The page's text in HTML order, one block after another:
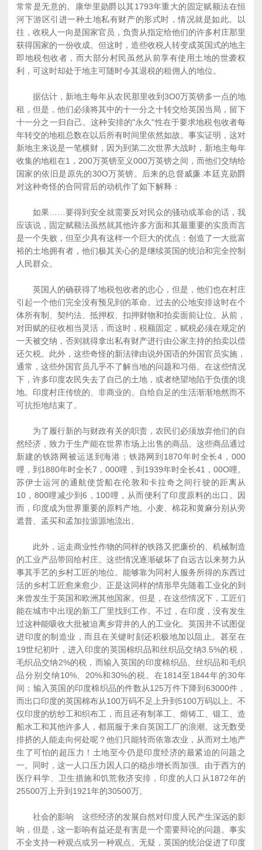
常常是无意的。康华里勋爵以其1793年重大的固定赋额法在恒
河下游区引进一种土地私有财产的形式时，情况就是如此。以
往，收税人一向是国家官员，负责从指定给他们的许多村庄那里
获得国家的一份收成。但这时，造些收税人转变成英国式的地主
即地税包收者，而大部分村民虽然从前享有使用土地的世袭权
利，可这时却处于地主可随时令其退税的租佣人的地位。
据估计，新地主每年从农民那里收到3O0万英镑多一点的地
租，但是，他们必须将其中的十一分之十转交给英国当局，留下
十一分之一归自己。这种安排的"永久"性在于要求地税包收者每
年转交的地租总数在以后所有时间里依然如故。事实证明，这对
新地主来说是一笔横财，因为到第二次世界大战时，新地主每年
收集的地租在1，200万英镑至义000万英镑之间，而他们交纳给
国家的依旧是原先的30O万英镑。后来的总督威廉.本廷克勋爵
对这种奇怪的合同背后的动机作了如下解释：
如果……要得到安全就需要反对民众的骚动或革命的话，我
应该说，固定赋额法虽然就其他许多方面和其最重要的实质而言
是一个失败，但至少具有这样一个巨大的优点：创造了一大批富
裕的土地拥有者，他们极其关心的是继续英国的统治和完全控制
人民群众。
英国人的确获得了地税包收者的忠心，但是，他们也在村庄
引起一个他们完全没有预见到的革命。过去的公地安排这时在个
体所有制、契约法、抵押权、扣押财物和拍卖面前让位。从前，
对田赋的征收相当灵活，而这时，税额固定，赋税必须在规定的
一天被交纳，否则就得拿出私有财产进行由公家主持的拍卖以偿
还欠税。此外，这些奇怪的新法律由说外国语的外国官员实施，
通常，这些外国官员几乎不了解当地的问题和习俗。在这些情况
下，许多印度农民失去了自己的土地，或者绝望地陷于负债的境
地。印度村庄传统的、非商业的、自给自足的生活渐渐地然而不
可抗拒地结束了。
为了履行新的与财政有关的职责，农民们必须放弃他们的自
然经济，致力于生产能在世界市场上出售的商品。这些商品通过
新建的铁路网被运送到海港；铁路网到1870年时全长4，000
哩，到1880年时全长7，000哩，到1939年时全长41，00O哩。
苏伊士运河的通航使货船在伦敦和卡拉奇之间行驶的距离从
10，800哩减少到6，100哩，从而便利了印度原料的出口。因
而，印度成为世界重要的原料产地。小麦、棉花和黄麻分别从旁
遮普、孟买和孟加拉源源地流出。
此外，运走商业性作物的同样的铁路又把廉价的、机械制造
的工业产品带回给村庄。这些情况逐渐破坏了自远古以来努力从
事其手艺的乡村工匠的地位。能够靠为同村人服务所得的东西过
活的乡村工匠愈来愈少。正是这同样的情形早先随着工业化的到
来曾发生于英国和欧洲其他国家。但是，在这些情况下，工匠们
能在城市中出现的新工厂里找到工作。不过，在印度，没有发生
过这种能吸收大批被迫离乡背井的人的工业化。英国并不试图促
进印度的制造业，而且在关键时刻还积极地加以阻止。甚至在
19世纪初叶，进入印度的英国棉织品和丝织品交纳3.5%的税，
毛织品交纳2%的税，而输入英国的印度棉织品、丝织品和毛织
品分别交纳10%、20%和30%的税。在1814至1844年的30年
间；输入英国的印度棉织品的件数从125万件下降到63000件，
而出口印度的英国棉布从100万码不足上升到5100万码以上。不
仅印度的纺纱工和织布工，而且还有制革工、熔铸工、锻工、造
船水工和其他许多人，都屈服于来自英国工厂的浪潮。这无数受
排挤的人能走向何处呢？他们只能转而依靠农业，从而对土地产
生了可怕的超压力！土地至今仍是印度经济的最紧迫的问题之
一。同时，这一人口压力因人口的稳步增长而加强。由于西方的
医疗科学、卫生措施和饥荒救济安排，印度的人口从1872年的
25500万上升到1921年的30500万。
社会的影响 这些经济的发展自然对印度人民产生深远的影
响，但是，这一影响有益还是有害是一个需要辩论的问题。事实
不全支持一种观点或另一种观点。无疑，英国的统治促进了印度